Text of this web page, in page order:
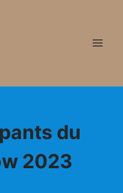
du
2023